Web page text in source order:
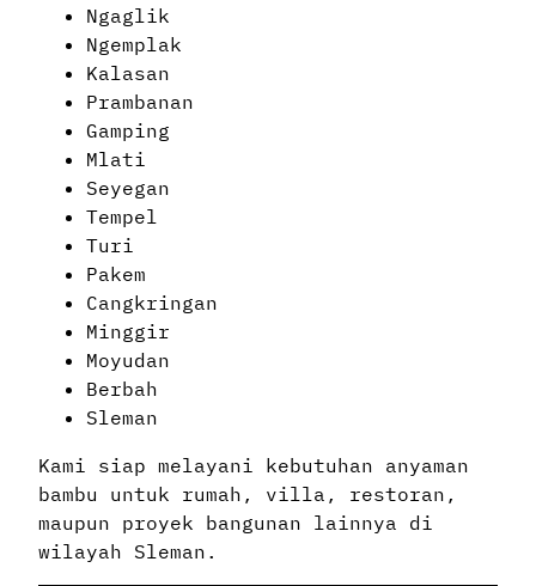
Ngaglik
Ngemplak
Kalasan
Prambanan
Gamping
Mlati
Seyegan
Tempel
Turi
Pakem
Cangkringan
Minggir
Moyudan
Berbah
Sleman
Kami siap melayani kebutuhan anyaman
bambu untuk rumah, villa, restoran,
maupun proyek bangunan lainnya di
wilayah Sleman.